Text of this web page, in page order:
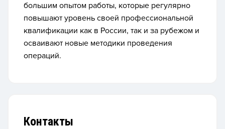
большим опытом работы, которые регулярно
повышают уровень своей профессиональной
квалификации как в России, так и за рубежом и
осваивают новые методики проведения
операций.
Контакты